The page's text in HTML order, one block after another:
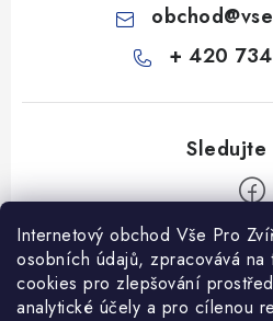
Internetový obchod Vše Pro
osobních údajů, zpracovává na
cookies pro zlepšování
analytické účely a pro cílenou
obchod@
+ 420
Informace pro Vás